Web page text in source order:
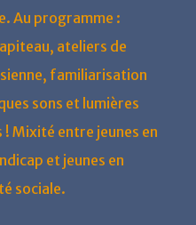
Au programme :
ateliers de
familiarisation
sons et lumières
Mixité entre jeunes en
et jeunes en
sociale.